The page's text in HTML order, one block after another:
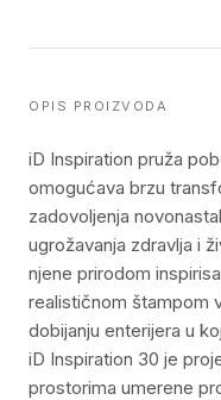
OPIS PROIZVODA
iD Inspiration pruža
omogućava brzu
zadovoljenja
ugrožavanja zdravlja i
njene prirodom
realističnom štampom
dobijanju enterijera u
iD Inspiration 30 je
prostorima umerene